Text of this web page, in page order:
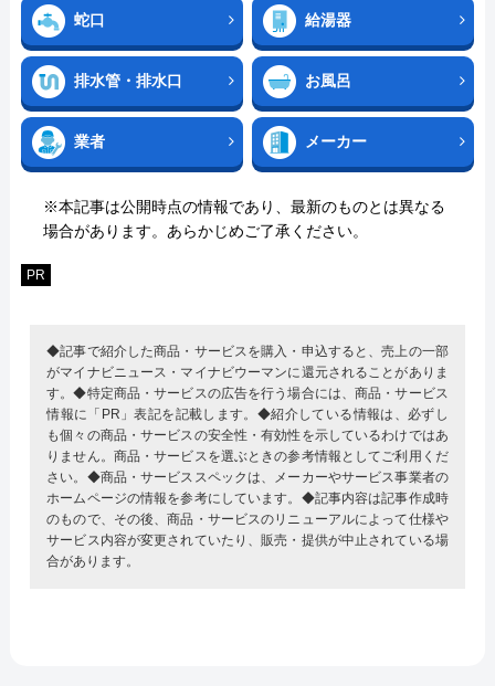
蛇口 給湯器
排水管・排水口 お風呂
業者 メーカー
※本記事は公開時点の情報であり、最新のものとは異なる
場合があります。あらかじめご了承ください。
PR
◆記事で紹介した商品・サービスを購入・申込すると、売上の一部
がマイナビニュース・マイナビウーマンに還元されることがありま
す。◆特定商品・サービスの広告を行う場合には、商品・サービス
情報に「PR」表記を記載します。◆紹介している情報は、必ずし
も個々の商品・サービスの安全性・有効性を示しているわけではあ
りません。商品・サービスを選ぶときの参考情報としてご利用くだ
さい。◆商品・サービススペックは、メーカーやサービス事業者の
ホームページの情報を参考にしています。◆記事内容は記事作成時
のもので、その後、商品・サービスのリニューアルによって仕様や
サービス内容が変更されていたり、販売・提供が中止されている場
合があります。